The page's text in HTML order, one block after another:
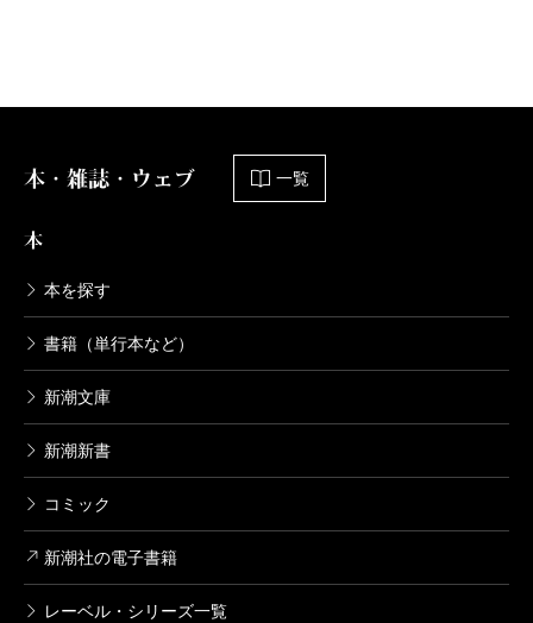
本・雑誌・ウェブ 一覧
本
本を探す
書籍（単行本など）
新潮文庫
新潮新書
コミック
新潮社の電子書籍
レーベル・シリーズ一覧